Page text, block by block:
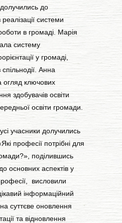
до
системи
в громаді. Марія
систему
у громаді,
Анна
огляд ключових
здобувачів освіти
освіти громади.
учасники долучились
професії потрібні для
поділившись
основних аспектів у
висловили
інформаційний
суттєве оновлення
та відновлення